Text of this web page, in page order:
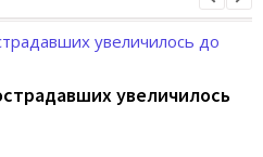
увеличилось